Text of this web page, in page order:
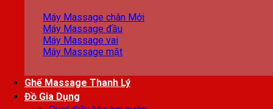
Máy Massage chân
Máy Massage đầu
Máy Massage vai
Máy Massage mặt
Ghế Massage Thanh Lý
Đồ Gia Dụng